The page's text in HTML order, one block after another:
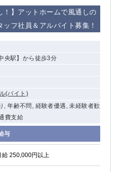
！】アットホームで風通しの
フ社員＆アルバイト募集！
央駅】から徒歩3分
(バイト)
, 年齢不問, 経験者優遇, 未経験者歓
費支給
与
給 250,000円以上
浦和（西口）
口
葉
倉
更津
総中山
戸
八幡
安